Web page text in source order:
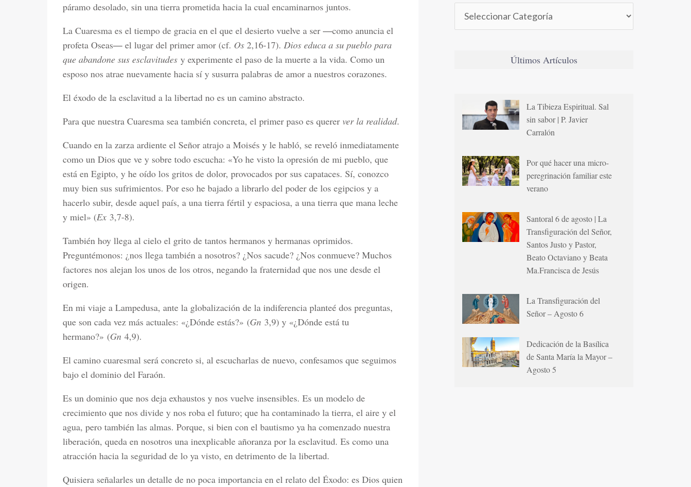
páramo desolado, sin una tierra prometida hacia la cual encaminarnos juntos.
La Cuaresma es el tiempo de gracia en el que el desierto vuelve a ser ―como anuncia el
profeta Oseas― el lugar del primer amor (cf. Os 2,16-17). Dios educa a su pueblo para
que abandone sus esclavitudes y experimente el paso de la muerte a la vida. Como un
esposo nos atrae nuevamente hacia sí y susurra palabras de amor a nuestros corazones.
El éxodo de la esclavitud a la libertad no es un camino abstracto.
Para que nuestra Cuaresma sea también concreta, el primer paso es querer ver la realidad.
Cuando en la zarza ardiente el Señor atrajo a Moisés y le habló, se reveló inmediatamente
como un Dios que ve y sobre todo escucha: «Yo he visto la opresión de mi pueblo, que
está en Egipto, y he oído los gritos de dolor, provocados por sus capataces. Sí, conozco
muy bien sus sufrimientos. Por eso he bajado a librarlo del poder de los egipcios y a
hacerlo subir, desde aquel país, a una tierra fértil y espaciosa, a una tierra que mana leche
y miel» (Ex 3,7-8).
También hoy llega al cielo el grito de tantos hermanos y hermanas oprimidos.
Preguntémonos: ¿nos llega también a nosotros? ¿Nos sacude? ¿Nos conmueve? Muchos
factores nos alejan los unos de los otros, negando la fraternidad que nos une desde el
origen.
En mi viaje a Lampedusa, ante la globalización de la indiferencia planteé dos preguntas,
que son cada vez más actuales: «¿Dónde estás?» (Gn 3,9) y «¿Dónde está tu
hermano?» (Gn 4,9).
El camino cuaresmal será concreto si, al escucharlas de nuevo, confesamos que seguimos
bajo el dominio del Faraón.
Es un dominio que nos deja exhaustos y nos vuelve insensibles. Es un modelo de
crecimiento que nos divide y nos roba el futuro; que ha contaminado la tierra, el aire y el
agua, pero también las almas. Porque, si bien con el bautismo ya ha comenzado nuestra
liberación, queda en nosotros una inexplicable añoranza por la esclavitud. Es como una
atracción hacia la seguridad de lo ya visto, en detrimento de la libertad.
Quisiera señalarles un detalle de no poca importancia en el relato del Éxodo: es Dios quien
Últimos Artículos
La Tibieza Espiritual. Sal
sin sabor | P. Javier
Carralón
Por qué hacer una micro-
peregrinación familiar este
verano
Santoral 6 de agosto | La
Transfiguración del Señor,
Santos Justo y Pastor,
Beato Octaviano y Beata
Ma.Francisca de Jesús
La Transfiguración del
Señor – Agosto 6
Dedicación de la Basílica
de Santa María la Mayor –
Agosto 5